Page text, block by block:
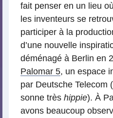
fait penser en un lieu
les inventeurs se
participer à la
d’une nouvelle
déménagé à Berlin en
Palomar 5, un espace
par Deutsche Telecom
sonne très hippie). À
avons beaucoup